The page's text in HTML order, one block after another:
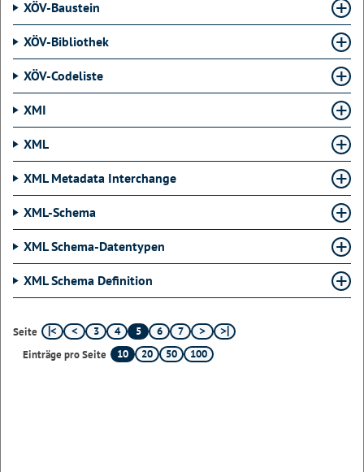
XÖV-Baustein
XÖV-Bibliothek
XÖV-Codeliste
XMI
XML
XML Metadata Interchange
XML-Schema
XML Schema-Datentypen
XML Schema Definition
Seite 3 4 5 6
7
Einträge pro Seite
10 20 50 100